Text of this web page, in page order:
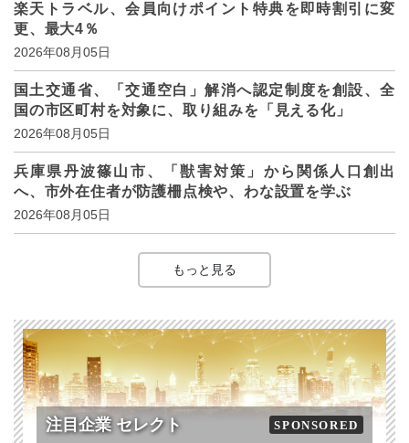
楽天トラベル、会員向けポイント特典を即時割引に変
更、最大4％
2026年08月05日
国土交通省、「交通空白」解消へ認定制度を創設、全
国の市区町村を対象に、取り組みを「見える化」
2026年08月05日
兵庫県丹波篠山市、「獣害対策」から関係人口創出
へ、市外在住者が防護柵点検や、わな設置を学ぶ
2026年08月05日
もっと見る
注目企業 セレクト SPONSORED